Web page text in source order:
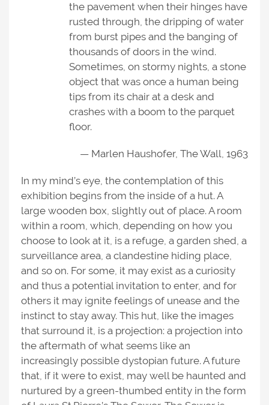
the pavement when their hinges have
rusted through, the dripping of water
from burst pipes and the banging of
thousands of doors in the wind.
Sometimes, on stormy nights, a stone
object that was once a human being
tips from its chair at a desk and
crashes with a boom to the parquet
floor.
— Marlen Haushofer, The Wall, 1963
In my mind’s eye, the contemplation of this
exhibition begins from the inside of a hut. A
large wooden box, slightly out of place. A room
within a room, which, depending on how you
choose to look at it, is a refuge, a garden shed, a
surveillance area, a clandestine hiding place,
and so on. For some, it may exist as a curiosity
and thus a potential invitation to enter, and for
others it may ignite feelings of unease and the
instinct to stay away. This hut, like the images
that surround it, is a projection: a projection into
the aftermath of what seems like an
increasingly possible dystopian future. A future
that, if it were to exist, may well be haunted and
nurtured by a green-thumbed entity in the form